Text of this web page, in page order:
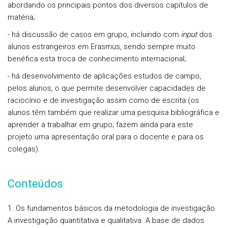
abordando os principais pontos dos diversos capítulos de
matéria;
- há discussão de casos em grupo, incluindo com input dos
alunos estrangeiros em Erasmus, sendo sempre muito
benéfica esta troca de conhecimento internacional;
- há desenvolvimento de aplicações estudos de campo,
pelos alunos, o que permite desenvolver capacidades de
raciocínio e de investigação assim como de escrita (os
alunos têm também que realizar uma pesquisa bibliográfica e
aprender a trabalhar em grupo; fazem ainda para este
projeto uma apresentação oral para o docente e para os
colegas).
Conteúdos
1. Os fundamentos básicos da metodologia de investigação.
A investigação quantitativa e qualitativa. A base de dados